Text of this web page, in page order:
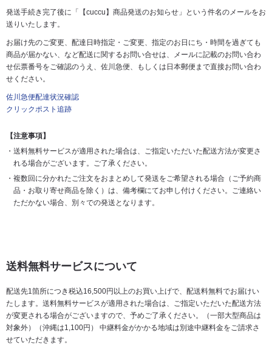
発送手続き完了後に「【cuccu】商品発送のお知らせ」という件名のメールをお
送りいたします。
お届け先のご変更、配達日時指定・ご変更、指定のお日にち・時間を過ぎても
商品が届かない、など配送に関するお問い合せは、メールに記載のお問い合わ
せ伝票番号をご確認のうえ、佐川急便、もしくは日本郵便まで直接お問い合わ
せください。
佐川急便配達状況確認
クリックポスト追跡
【注意事項】
送料無料サービスが適用された場合は、ご指定いただいた配送方法が変更さ
れる場合がございます。ご了承ください。
複数回に分かれたご注文をおまとめして発送をご希望される場合（ご予約商
品・お取り寄せ商品を除く）は、備考欄にてお申し付けください。ご連絡い
ただかない場合、別々での発送となります。
送料無料サービスについて
配送先1箇所につき税込16,500円以上のお買い上げで、配送料無料でお届けい
たします。送料無料サービスが適用された場合は、ご指定いただいた配送方法
が変更される場合がございますので、予めご了承ください。（一部大型商品は
対象外）（沖縄は1,100円） 中継料金がかかる地域は別途中継料金をご請求さ
せていただきます。